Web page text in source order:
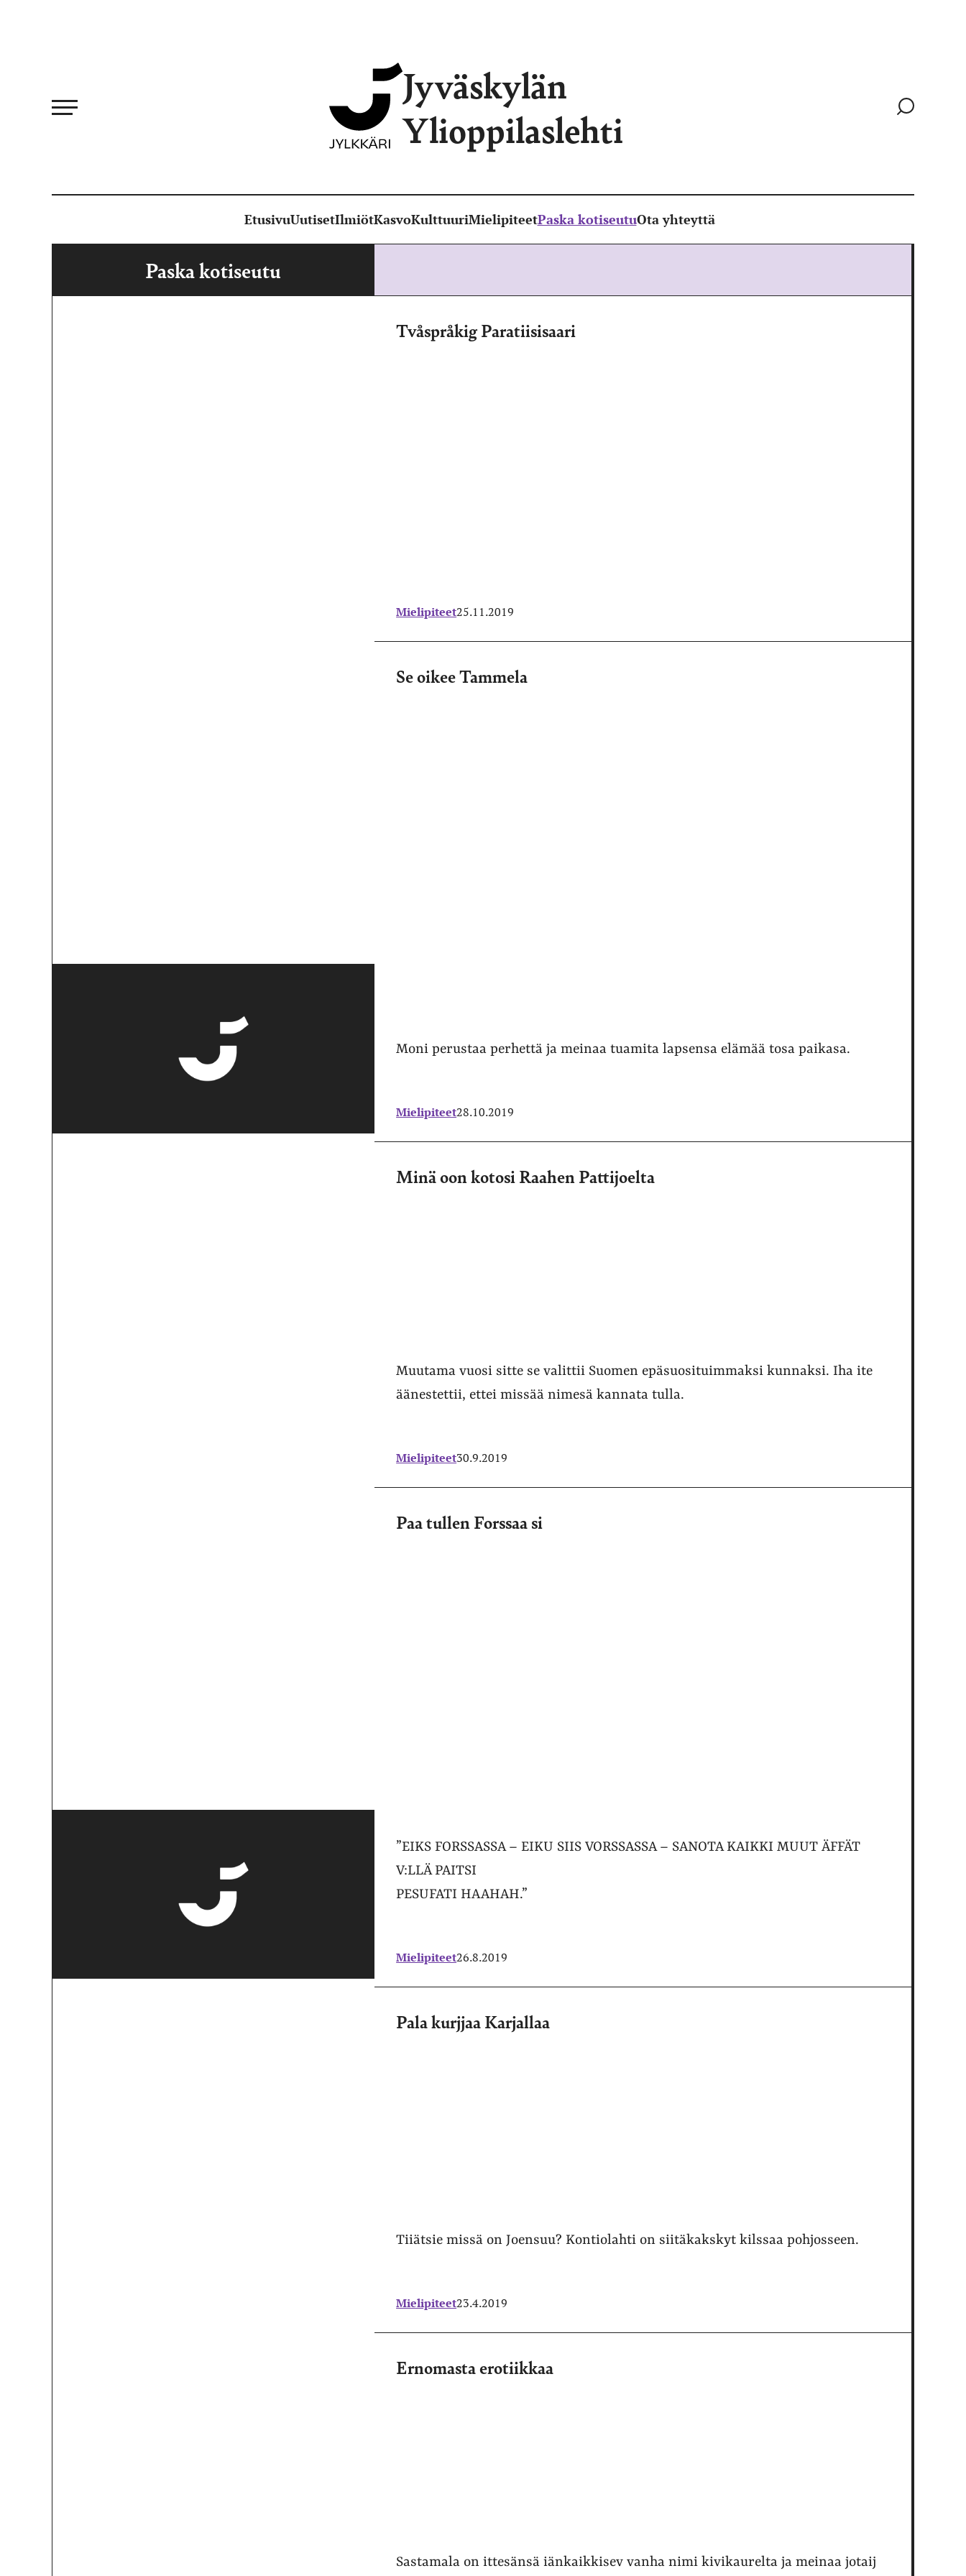
Jyväskylän
Ylioppilaslehti
Siirry
EtusivuUutisetIlmiötKasvoKulttuuriMielipiteetPaska kotiseutuOta yhteyttä
Paska kotiseutu
Tvåspråkig Paratiisisaari
Mielipiteet25.11.2019
Se oikee Tammela
Moni perustaa perhettä ja meinaa tuamita lapsensa elämää tosa paikasa.
Mielipiteet28.10.2019
Minä oon kotosi Raahen Pattijoelta
Muutama vuosi sitte se valittii Suomen epäsuosituimmaksi kunnaksi. Iha ite
äänestettii, ettei missää nimesä kannata tulla.
Mielipiteet30.9.2019
Paa tullen Forssaa si
”EIKS FORSSASSA – EIKU SIIS VORSSASSA – SANOTA KAIKKI MUUT ÄFFÄT
V:LLÄ PAITSI
PESUFATI HAAHAH.”
Mielipiteet26.8.2019
Pala kurjjaa Karjallaa
Tiiätsie missä on Joensuu? Kontiolahti on siitäkakskyt kilssaa pohjosseen.
Mielipiteet23.4.2019
Ernomasta erotiikkaa
Sastamala on ittesänsä iänkaikkisev vanha nimi kivikaurelta ja meinaa jotaij